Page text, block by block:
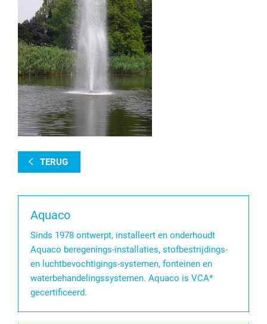
TERUG
Aquaco
Sinds 1978 ontwerpt, installeert en onderhoudt
Aquaco beregenings-installaties, stofbestrijdings-
en luchtbevochtigings-systemen, fonteinen en
waterbehandelingssystemen. Aquaco is VCA*
gecertificeerd.